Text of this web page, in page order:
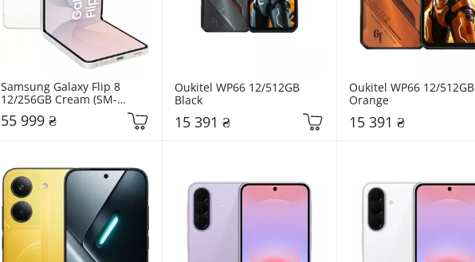
Samsung Galaxy Flip 8
12/256GB Cream (SM-
55 999 ₴
Oukitel WP66 12/512GB
Black
15 391 ₴
Oukitel WP66 12/512GB
Orange
15 391 ₴